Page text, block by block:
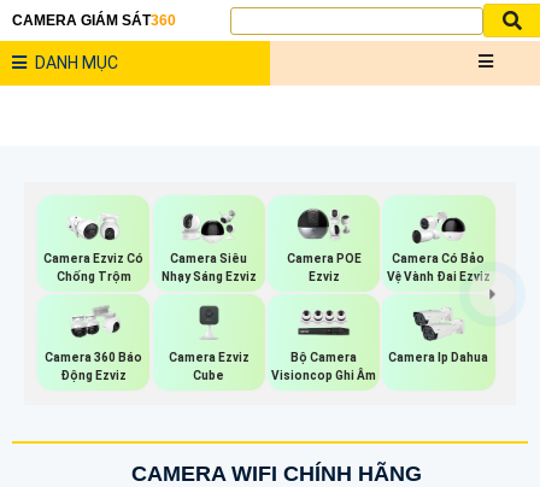
CAMERA GIÁM SÁT360
DANH MỤC
Camera Ezviz Có
Chống Trộm
Camera Siêu
Nhạy Sáng Ezviz
Camera POE
Ezviz
Camera Có Bảo
Vệ Vành Đai Ezviz
Camera 360 Báo
Động Ezviz
Camera Ezviz
Cube
Bộ Camera
Visioncop Ghi Âm
Camera Ip Dahua
CAMERA WIFI CHÍNH HÃNG